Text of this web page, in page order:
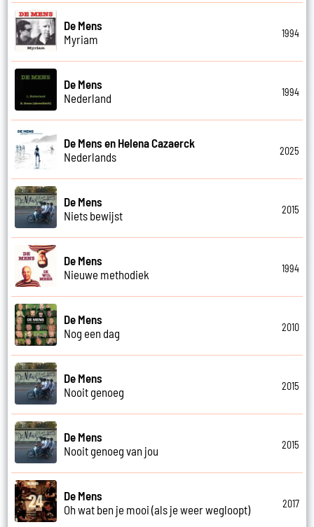
De Mens
Myriam
1994
De Mens
Nederland
1994
De Mens en Helena Cazaerck
Nederlands
2025
De Mens
Niets bewijst
2015
De Mens
Nieuwe methodiek
1994
De Mens
Nog een dag
2010
De Mens
Nooit genoeg
2015
De Mens
Nooit genoeg van jou
2015
De Mens
Oh wat ben je mooi (als je weer wegloopt)
2017